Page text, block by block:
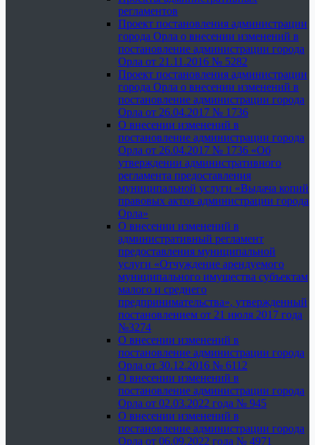
регламентов
Проект постановления администрации
города Орла о внесении изменений в
постановление администрации города
Орла от 21.11.2016 № 5282
Проект постановления администрации
города Орла о внесении изменений в
постановление администрации города
Орла от 26.04.2017 № 1736
О внесении изменений в
постановление администрации города
Орла от 26.04.2017 № 1736 «Об
утверждении административного
регламента предоставления
муниципальной услуги «Выдача копий
правовых актов администрации города
Орла»
О внесении изменений в
административный регламент
предоставления муниципальной
услуги «Отчуждение арендуемого
муниципального имущества субъектам
малого и среднего
предпринимательства», утвержденный
постановлением от 21 июля 2017 года
№3274
О внесении изменений в
постановление администрации города
Орла от 30.12.2016 № 6112
О внесении изменений в
постановление администрации города
Орла от 02.03.2022 года № 945
О внесении изменений в
постановление администрации города
Орла от 06.09.2022 года № 4971